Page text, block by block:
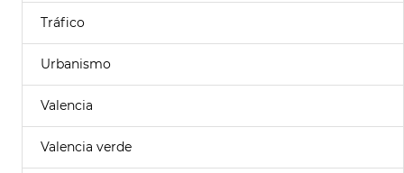
Tráfico
Urbanismo
Valencia
Valencia verde